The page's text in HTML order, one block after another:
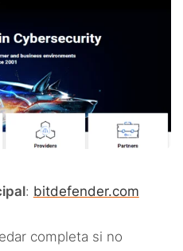
: bitdefender.com
completa si no